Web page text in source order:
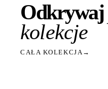
Odkrywaj
kolekcje
CAŁA KOLEKCJA→